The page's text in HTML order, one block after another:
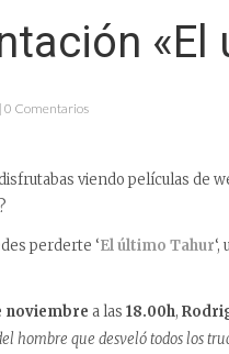
«El
0 Comentarios
viendo películas de
perderte ‘El último Tahur
noviembre a las 18.00h,
hombre que desveló todos los